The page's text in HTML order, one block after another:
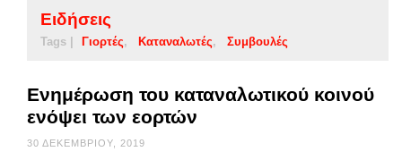
Ειδήσεις
Tags | Γιορτές Καταναλωτές Συμβουλές
Ενημέρωση του καταναλωτικού κοινού
ενόψει των εορτών
30 ΔΕΚΕΜΒΡΊΟΥ, 2019